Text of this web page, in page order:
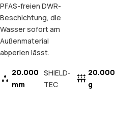
PFAS-freien DWR-
Beschichtung, die
Wasser sofort am
Außenmaterial
abperlen lässt.
20.000
mm
SHIELD-
TEC
20.000
g